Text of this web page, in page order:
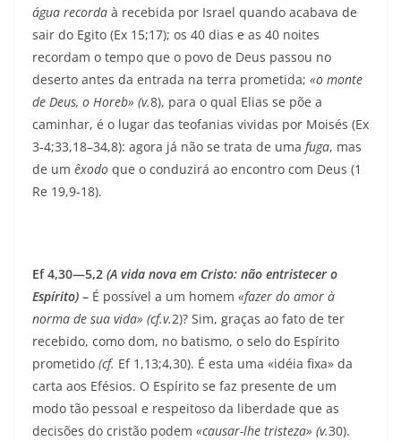
água recorda à recebida por Israel quando acabava de
sair do Egito (Ex 15;17); os 40 dias e as 40 noites
recordam o tempo que o povo de Deus passou no
deserto antes da entrada na terra prometida; «o monte
de Deus, o Horeb» (v.8), para o qual Elias se põe a
caminhar, é o lugar das teofanias vividas por Moisés (Ex
3-4;33,18–34,8): agora já não se trata de uma fuga, mas
de um êxodo que o conduzirá ao encontro com Deus (1
Re 19,9-18).
Ef 4,30—5,2 (A vida nova em Cristo: não entristecer o
Espírito) – É possível a um homem «fazer do amor à
norma de sua vida» (cf.v.2)? Sim, graças ao fato de ter
recebido, como dom, no batismo, o selo do Espírito
prometido (cf. Ef 1,13;4,30). É esta uma «idéia fixa» da
carta aos Efésios. O Espírito se faz presente de um
modo tão pessoal e respeitoso da liberdade que as
decisões do cristão podem «causar-lhe tristeza» (v.30).